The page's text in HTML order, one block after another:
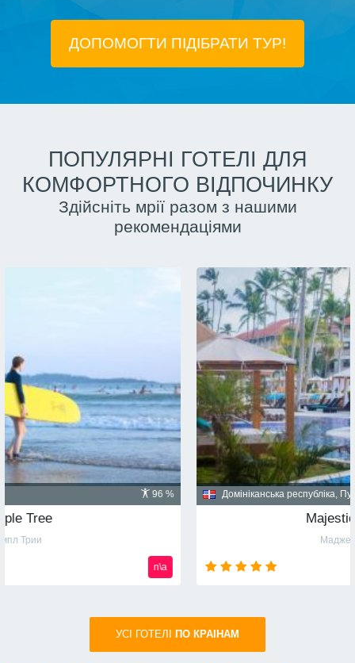
ДОПОМОГТИ ПІДIБРАТИ ТУР!
ПОПУЛЯРНІ ГОТЕЛІ ДЛЯ
КОМФОРТНОГО ВІДПОЧИНКУ
Здійсніть мрії разом з нашими
рекомендаціями
91 %
Домініканська республіка, Пунта Кана
УСI ГОТЕЛІ ПО КРАIНАМ